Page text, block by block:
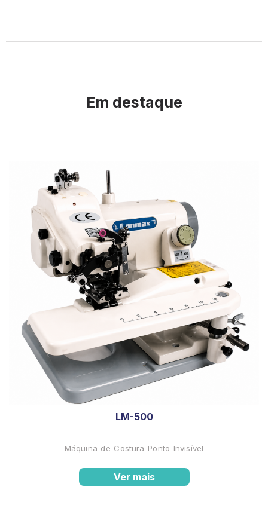
Em destaque
LM-500
Máquina de Costura Ponto Invisível
Ver mais